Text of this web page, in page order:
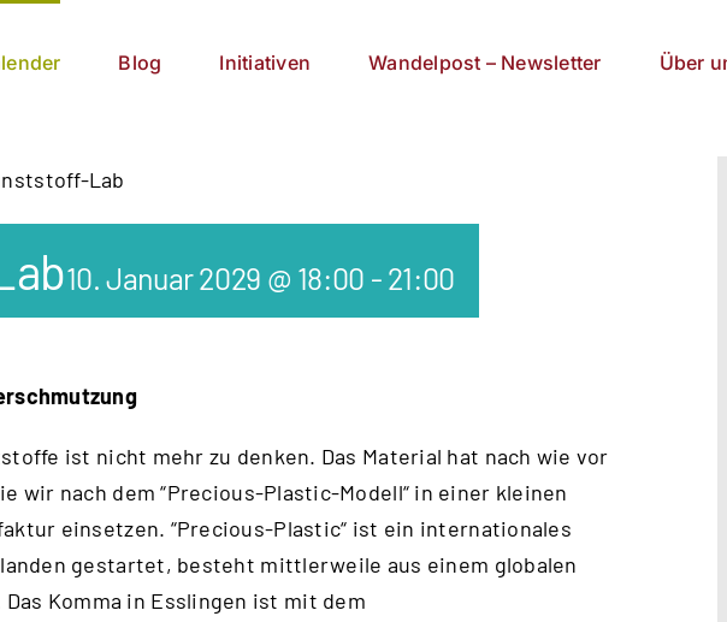
Blog Initiativen Wandelpost – Newsletter Über
Lab
10. Januar 2029 @ 18:00 - 21:00
ist nicht mehr zu denken. Das Material hat nach wie vor
wir nach dem “Precious-Plastic-Modell“ in einer kleinen
einsetzen. “Precious-Plastic“ ist ein internationales
gestartet, besteht mittlerweile aus einem globalen
Komma in Esslingen ist mit dem